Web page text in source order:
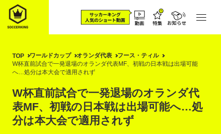
TOP ワールドカップ オランダ代表
フース・ティル
W杯直前試合で一発退場のオランダ代表MF、初戦の日本戦は出場可能
へ…処分は本大会で適用されず
W杯直前試合で一発退場のオランダ代
表MF、初戦の日本戦は出場可能へ…処
分は本大会で適用されず